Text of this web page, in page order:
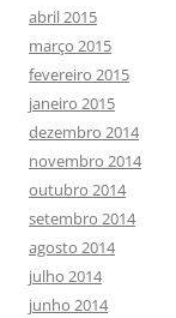
abril 2015
março 2015
fevereiro 2015
janeiro 2015
dezembro 2014
novembro 2014
outubro 2014
setembro 2014
agosto 2014
julho 2014
junho 2014